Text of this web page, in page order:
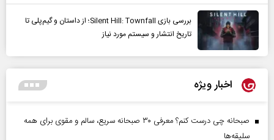
بررسی بازی Silent Hill: Townfall؛ از داستان و گیم‌پلی تا
تاریخ انتشار و سیستم مورد نیاز
اخبار ویژه
صبحانه چی درست کنم؟ معرفی ۳۰ صبحانه سریع، سالم و مقوی برای همه
سلیقه‌ها